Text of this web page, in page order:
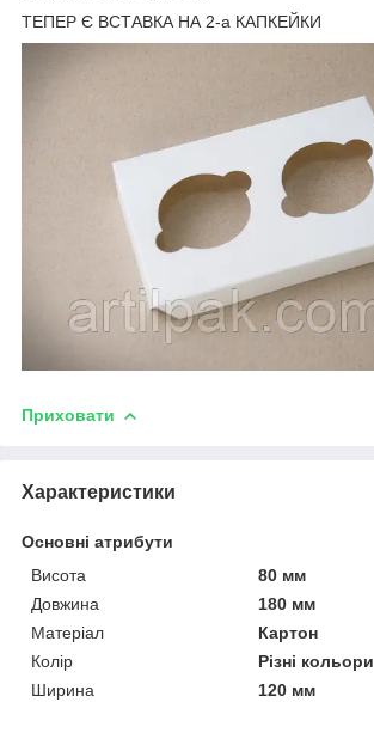
ТЕПЕР Є ВСТАВКА НА 2-а КАПКЕЙКИ
Приховати
Характеристики
Основні атрибути
Висота
80 мм
Довжина
180 мм
Матеріал
Картон
Колір
Різні кольори
Ширина
120 мм